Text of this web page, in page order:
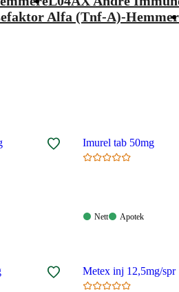
Alfa (Tnf-Α)-
Imurel tab 50mg
Nett:
Nett
Apotek:
Apotek
Metex inj 12,5mg/spr